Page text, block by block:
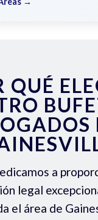
QUÉ
a
legal
el área de